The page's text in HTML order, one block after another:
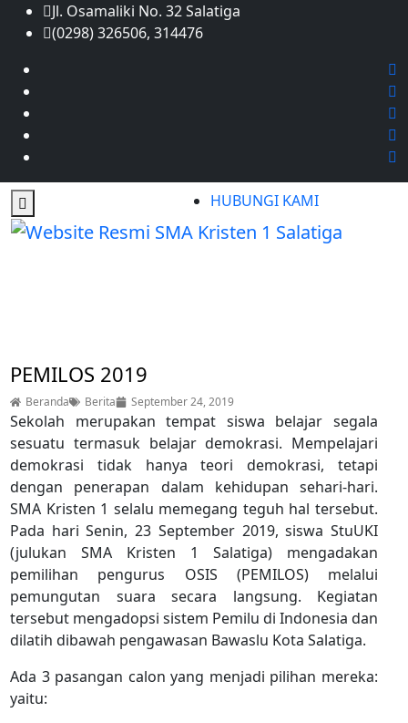
Jl. Osamaliki No. 32 Salatiga
(0298) 326506, 314476
HUBUNGI KAMI
PEMILOS 2019
Beranda Berita September 24, 2019
Sekolah merupakan tempat siswa belajar segala
sesuatu termasuk belajar demokrasi. Mempelajari
demokrasi tidak hanya teori demokrasi, tetapi
dengan penerapan dalam kehidupan sehari-hari.
SMA Kristen 1 selalu memegang teguh hal tersebut.
Pada hari Senin, 23 September 2019, siswa StuUKI
(julukan SMA Kristen 1 Salatiga) mengadakan
pemilihan pengurus OSIS (PEMILOS) melalui
pemungutan suara secara langsung. Kegiatan
tersebut mengadopsi sistem Pemilu di Indonesia dan
dilatih dibawah pengawasan Bawaslu Kota Salatiga.
Ada 3 pasangan calon yang menjadi pilihan mereka:
yaitu: